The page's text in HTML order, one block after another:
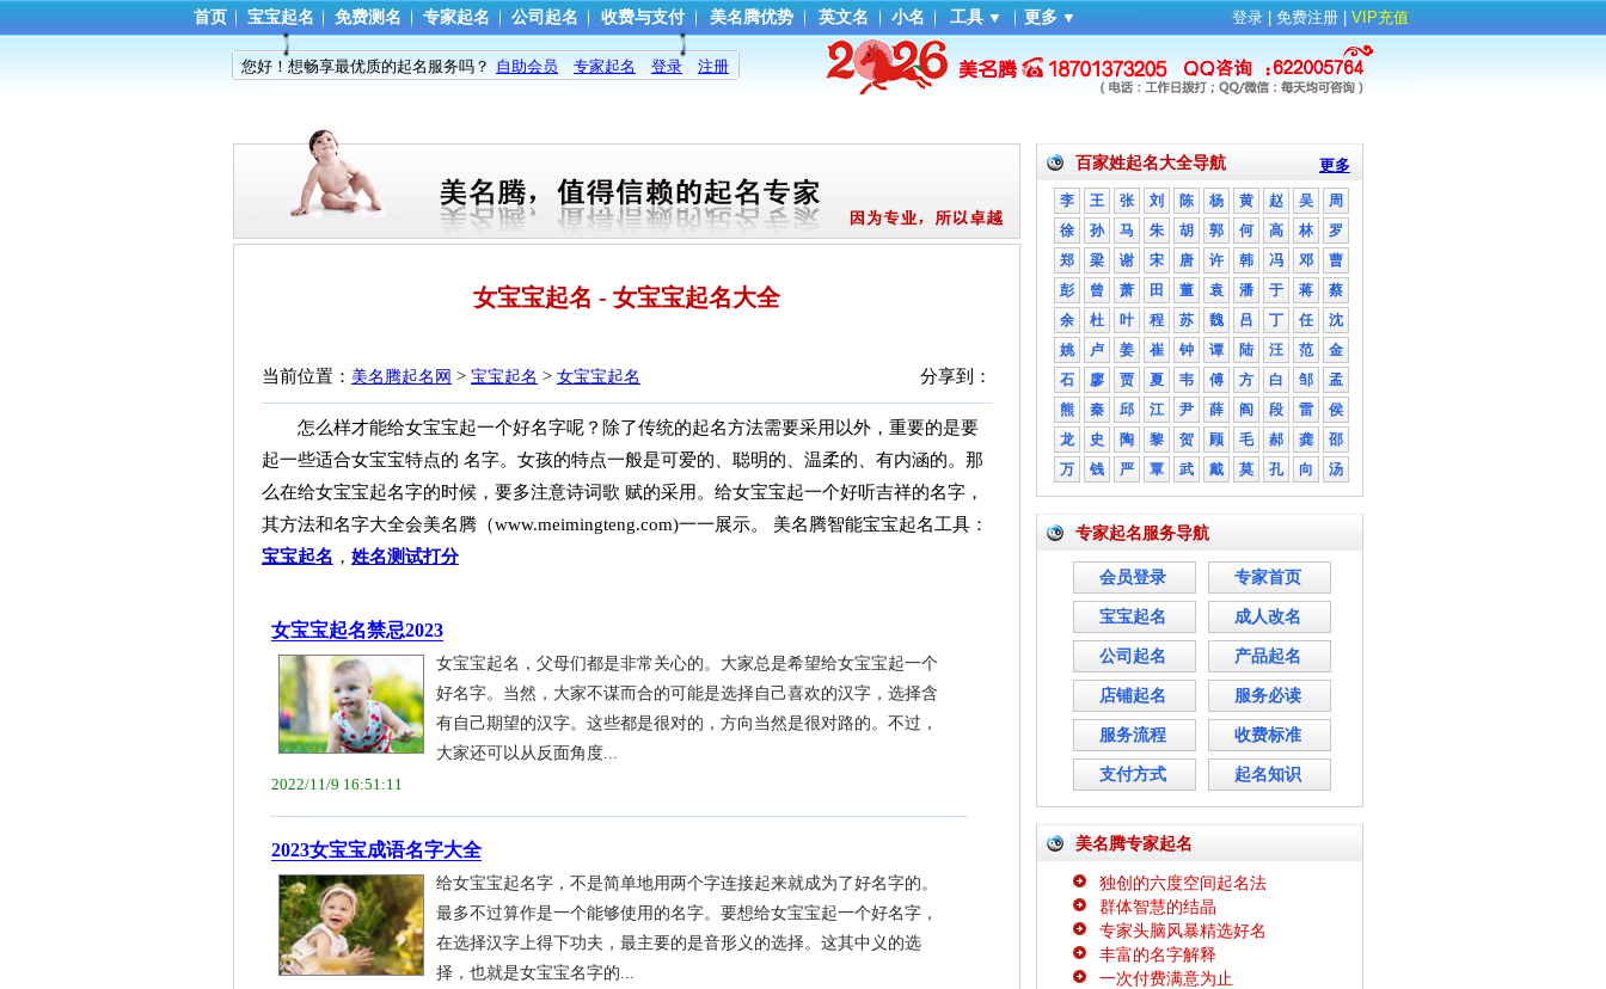
首页 宝宝起名 免费测名 专家起名 公司起名 收费与支付 美名腾优势 英文名 小名 工具 ▼ 更多 ▼ 登录 免费注册 VIP充值
您好！想畅享最优质的起名服务吗？ 自助会员 专家起名 登录 注册
女宝宝起名 - 女宝宝起名大全
分享到：
当前位置： 美名腾起名网 > 宝宝起名 > 女宝宝起名
怎么样才能给女宝宝起一个好名字呢？除了传统的起名方法需要采用以外，重要的是要
起一些适合女宝宝特点的 名字。女孩的特点一般是可爱的、聪明的、温柔的、有内涵的。那
么在给女宝宝起名字的时候，要多注意诗词歌 赋的采用。给女宝宝起一个好听吉祥的名字，
其方法和名字大全会美名腾（www.meimingteng.com)一一展示。 美名腾智能宝宝起名工具：
宝宝起名 ， 姓名测试打分
女宝宝起名禁忌2023
女宝宝起名，父母们都是非常关心的。大家总是希望给女宝宝起一个
好名字。当然，大家不谋而合的可能是选择自己喜欢的汉字，选择含
有自己期望的汉字。这些都是很对的，方向当然是很对路的。不过，
大家还可以从反面角度...
2022/11/9 16:51:11
2023女宝宝成语名字大全
给女宝宝起名字，不是简单地用两个字连接起来就成为了好名字的。
最多不过算作是一个能够使用的名字。要想给女宝宝起一个好名字，
在选择汉字上得下功夫，最主要的是音形义的选择。这其中义的选
择，也就是女宝宝名字的...
更多
百家姓起名大全导航
李 王 张 刘 陈 杨 黄 赵 吴
周
徐
孙 马 朱 胡 郭 何 高 林
罗
郑
梁 谢 宋 唐 许 韩 冯 邓
曹
彭
曾 萧 田 董 袁 潘 于 蒋
蔡
余
杜 叶 程 苏 魏 吕 丁 任
沈
姚
卢 姜 崔 钟 谭 陆 汪 范
金
石
廖 贾 夏 韦 傅 方 白 邹
孟
熊
秦 邱 江 尹 薛 阎 段 雷
侯
龙
史 陶 黎 贺 顾 毛 郝 龚
邵
万
钱 严 覃 武 戴 莫 孔 向 汤
专家起名服务导航
会员登录 专家首页
宝宝起名 成人改名
公司起名 产品起名
店铺起名 服务必读
服务流程 收费标准
支付方式 起名知识
美名腾专家起名
独创的六度空间起名法
群体智慧的结晶
专家头脑风暴精选好名
丰富的名字解释
一次付费满意为止